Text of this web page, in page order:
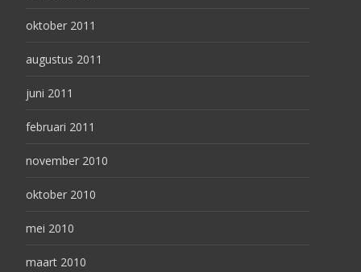
oktober 2011
augustus 2011
juni 2011
februari 2011
november 2010
oktober 2010
mei 2010
maart 2010